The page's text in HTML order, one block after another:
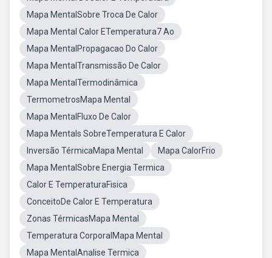
Mapa MentalSobre Troca De Calor
Mapa Mental Calor ETemperatura7 Ao
Mapa MentalPropagacao Do Calor
Mapa MentalTransmissão De Calor
Mapa MentalTermodinâmica
TermometrosMapa Mental
Mapa MentalFluxo De Calor
Mapa Mentals SobreTemperatura E Calor
Inversão TérmicaMapa Mental
Mapa CalorFrio
Mapa MentalSobre Energia Termica
Calor E TemperaturaFisica
ConceitoDe Calor E Temperatura
Zonas TérmicasMapa Mental
Temperatura CorporalMapa Mental
Mapa MentalAnalise Termica